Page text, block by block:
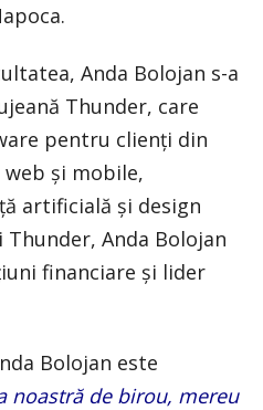
Anda Bolojan s-a
Thunder, care
pentru clienți din
și mobile,
artificială și design
Anda Bolojan
financiare și lider
Bolojan este
noastră de birou, mereu